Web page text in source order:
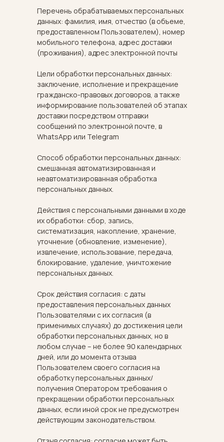
Перечень обрабатываемых персональных
данных: фамилия, имя, отчество (в объеме,
предоставленном Пользователем), номер
мобильного телефона, адрес доставки
(проживания), адрес электронной почты
Цели обработки персональных данных:
заключение, исполнение и прекращение
гражданско-правовых договоров, а также
информирование пользователей об этапах
доставки посредством отправки
сообщений по электронной почте, в
WhatsApp или Telegram
Способ обработки персональных данных:
смешанная автоматизированная и
неавтоматизированная обработка
персональных данных.
Действия с персональными данными в ходе
их обработки: сбор, запись,
систематизация, накопление, хранение,
уточнение (обновление, изменение),
извлечение, использование, передача,
блокирование, удаление, уничтожение
персональных данных.
Срок действия согласия: с даты
предоставления персональных данных
Пользователями с их согласия (в
применимых случаях) до достижения цели
обработки персональных данных, но в
любом случае – не более 90 календарных
дней, или до момента отзыва
Пользователем своего согласия на
обработку персональных данных/
получения Оператором требования о
прекращении обработки персональных
данных, если иной срок не предусмотрен
действующим законодательством.
ИП Ревера Руслана
Витальевна
ИНН 632514045175
HOME TEXTILES
SleepSharm